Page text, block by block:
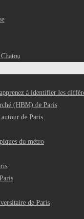
à identifier les
(HBM) de Paris
de Paris
du métro
de Paris